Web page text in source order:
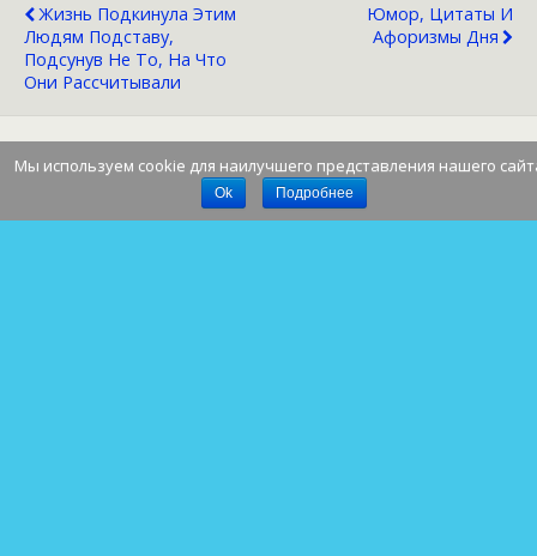
Жизнь Подкинула Этим
Людям Подставу,
Подсунув Не То, На Что
Они Рассчитывали
Юмор, Цитаты И
Афоризмы Дня
Мы используем cookie для наилучшего представления нашего
Ok Подробнее
Наверх